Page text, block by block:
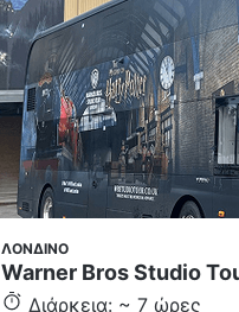
ΛΟΝΔΙΝΟ
Warner Bros Studio
Διάρκεια: ~ 7 ώρες